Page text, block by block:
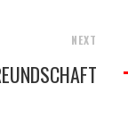
NEXT